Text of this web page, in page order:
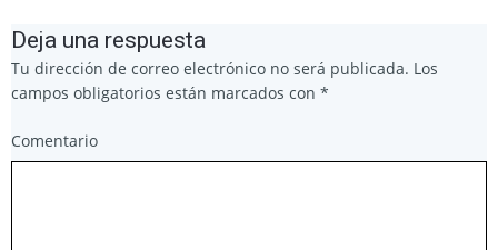
Deja una respuesta
Tu dirección de correo electrónico no será publicada. Los
campos obligatorios están marcados con *
Comentario